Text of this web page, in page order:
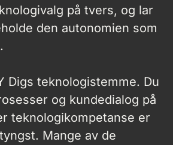
på tvers, og lar
den autonomien som
Digs teknologistemme. Du
og kundedialog på
teknologikompetanse er
Mange av de